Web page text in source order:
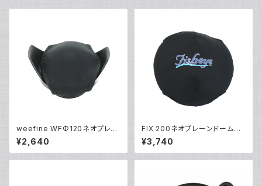
weefine WFΦ120ネオプレー
ンドームポートカバー [21038]
¥2,640
FIX 200ネオプレーンドームカ
バーII [21490]
¥3,740